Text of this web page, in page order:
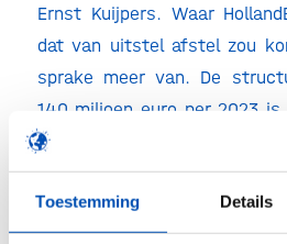
Toestemming Details
Ernst Kuijpers. Waar
dat van uitstel afstel zou
sprake meer van. De
140 miljoen euro per 2023 is
ondanks het recente
Adviescollege Toetsing
acht jaar na die onschuldige
toch echt van komen.